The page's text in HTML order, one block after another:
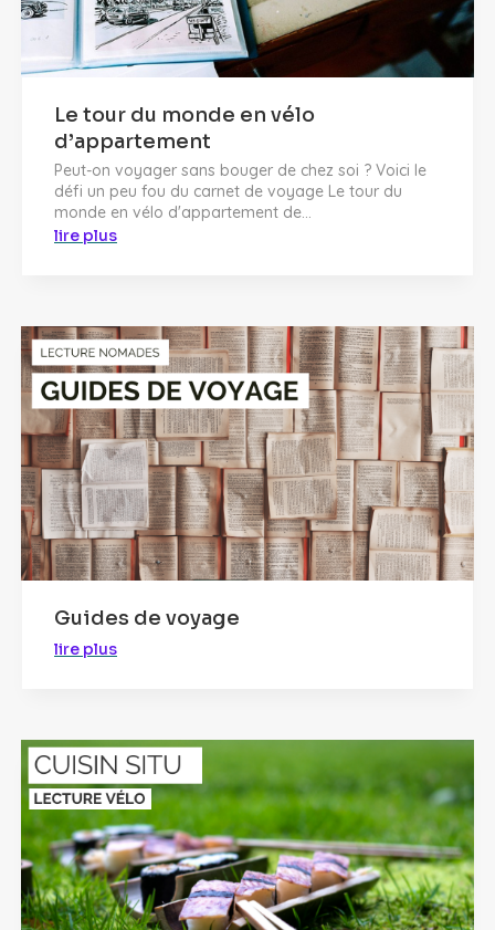
Le tour du monde en vélo
d’appartement
Peut-on voyager sans bouger de chez soi ? Voici le
défi un peu fou du carnet de voyage Le tour du
monde en vélo d'appartement de...
lire plus
Guides de voyage
lire plus